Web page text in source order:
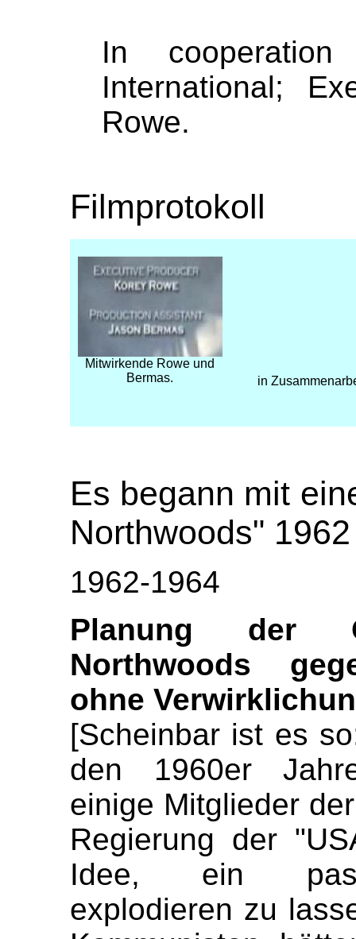
In
International;
Rowe.
Filmprotokoll
Mitwirkende Rowe und
Bermas.
in
Es begann mit
Northwoods" 1962
1962-1964
Planung der
Northwoods
ohne
[Scheinbar ist es
den 1960er
einige Mitglieder
Regierung der
Idee, ein
explodieren zu